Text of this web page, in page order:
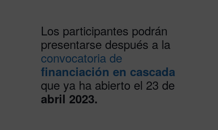
Los participantes podrán
presentarse después a la
convocatoria de
financiación en cascada
que ya ha abierto el 23 de
abril 2023.